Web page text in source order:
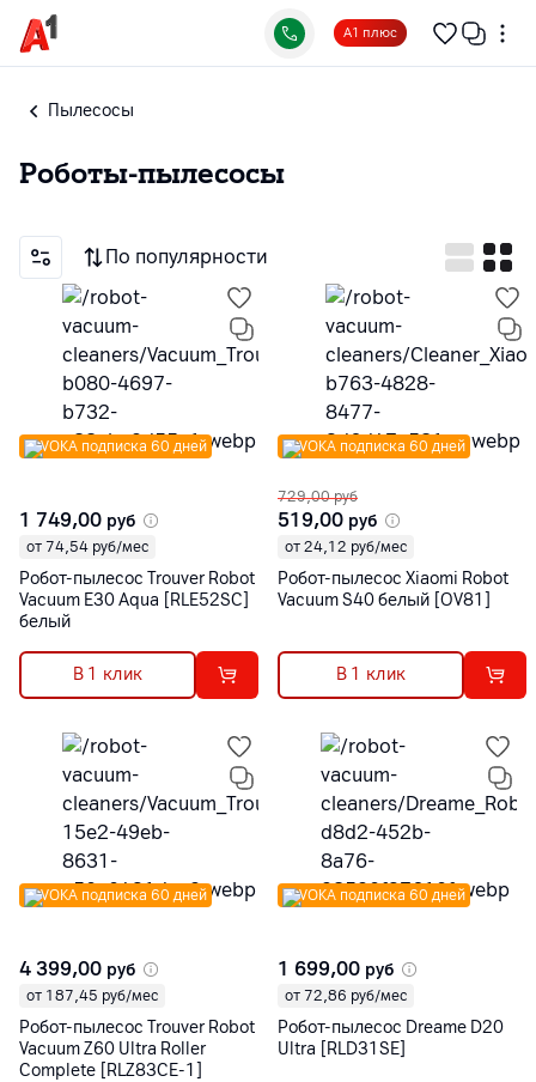
А1 плюс
Пылесосы
Роботы-пылесосы
По популярности
VOKA подписка 60 дней
1 749,00 руб
от 74,54 руб/мес
Робот-пылесос Trouver Robot
Vacuum E30 Aqua [RLE52SC]
белый
В 1 клик
VOKA подписка 60 дней
729,00 руб
519,00 руб
от 24,12 руб/мес
Робот-пылесос Xiaomi Robot
Vacuum S40 белый [OV81]
В 1 клик
VOKA подписка 60 дней
4 399,00 руб
от 187,45 руб/мес
Робот-пылесос Trouver Robot
Vacuum Z60 Ultra Roller
Complete [RLZ83CE-1]
VOKA подписка 60 дней
1 699,00 руб
от 72,86 руб/мес
Робот-пылесос Dreame D20
Ultra [RLD31SE]